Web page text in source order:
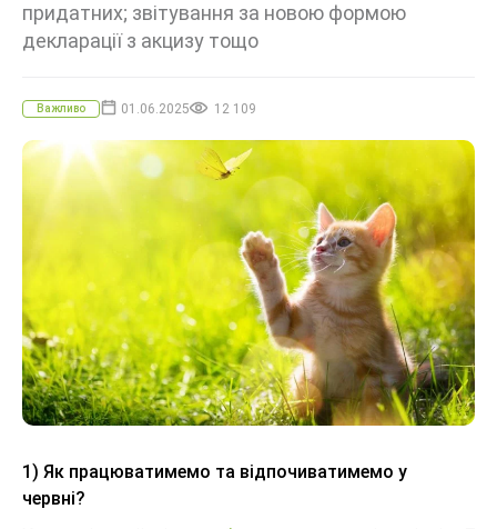
придатних; звітування за новою формою
декларації з акцизу тощо
Важливо 01.06.2025 12 109
1) Як працюватимемо та відпочиватимемо у
червні?